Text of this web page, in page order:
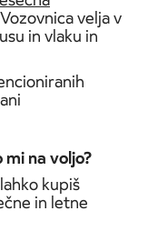
velja v
in vlaku in
na voljo?
kupiš
in letne